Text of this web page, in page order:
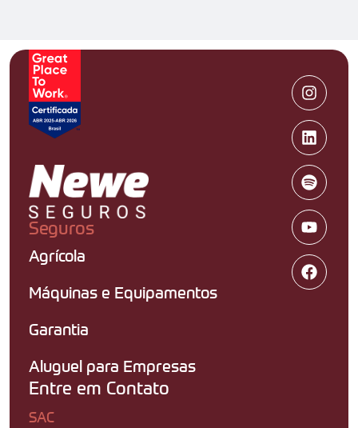
Seguros
Agrícola
Máquinas e Equipamentos
Garantia
Aluguel para Empresas
Entre em Contato
SAC